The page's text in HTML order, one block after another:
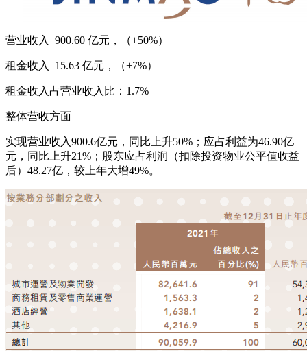
营业收入 900.60 亿元，（+50%）
租金收入 15.63 亿元，（+7%）
租金收入占营业收入比：1.7%
整体营收方面
实现营业收入900.6亿元，同比上升50%；应占利益为46.90亿
元，同比上升21%；股东应占利润（扣除投资物业公平值收益
后）48.27亿，较上年大增49%。